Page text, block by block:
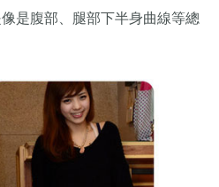
是腹部、腿部下半身曲線等總